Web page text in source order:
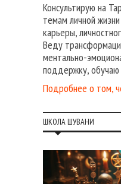
Консультирую на
темам личной
карьеры,
Веду
ментально-
поддержку, обучаю
Подробнее о том,
ШКОЛА ШУВАНИ